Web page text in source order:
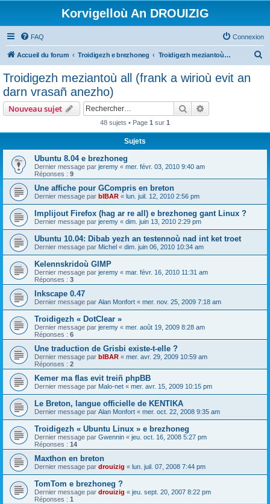
Korvigelloù An DROUIZIG
FAQ Connexion
Accueil du forum Troidigezh e brezhoneg Troidigezh meziantoù all (frank a wirioù evit an darn vrasañ anezho)
Troidigezh meziantoù all (frank a wirioù evit an
darn vrasañ anezho)
Nouveau sujet Rechercher
48 sujets • Page 1 sur 1
Sujets
Ubuntu 8.04 e brezhoneg
Dernier message par jeremy « mer. févr. 03, 2010 9:40 am
Réponses : 9
Une affiche pour GCompris en breton
Dernier message par bIBAR « lun. juil. 12, 2010 2:56 pm
Implijout Firefox (hag ar re all) e brezhoneg gant Linux ?
Dernier message par jeremy « dim. juin 13, 2010 2:29 pm
Ubuntu 10.04: Dibab yezh an testennoù nad int ket troet
Dernier message par Michel « dim. juin 06, 2010 10:34 am
Kelennskridoù GIMP
Dernier message par jeremy « mar. févr. 16, 2010 11:31 am
Réponses : 3
Inkscape 0.47
Dernier message par Alan Monfort « mer. nov. 25, 2009 7:18 am
Troidigezh « DotClear »
Dernier message par jeremy « mer. août 19, 2009 8:28 am
Réponses : 6
Une traduction de Grisbi existe-t-elle ?
Dernier message par bIBAR « mer. avr. 29, 2009 10:59 am
Réponses : 2
Kemer ma flas evit treiñ phpBB
Dernier message par Malo-net « mer. avr. 15, 2009 10:15 pm
Le Breton, langue officielle de KENTIKA
Dernier message par Alan Monfort « mer. oct. 22, 2008 9:35 am
Troidigezh « Ubuntu Linux » e brezhoneg
Dernier message par Gwennin « jeu. oct. 16, 2008 5:27 pm
Réponses : 14
Maxthon en breton
Dernier message par drouizig « lun. juil. 07, 2008 7:44 pm
TomTom e brezhoneg ?
Dernier message par drouizig « jeu. sept. 20, 2007 8:22 pm
Réponses : 1